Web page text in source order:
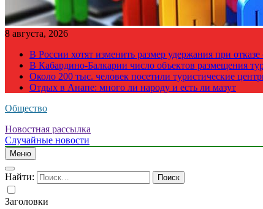
8 августа, 2026
В России хотят изменить размер удержания при
В Кабардино-Балкарии число объектов размещения
Около 200 тыс. человек посетили туристические
Отдых в Анапе: много ли народу и есть ли мазут
Общество
Новостная рассылка
Случайные новости
Меню
Найти:
Заголовки